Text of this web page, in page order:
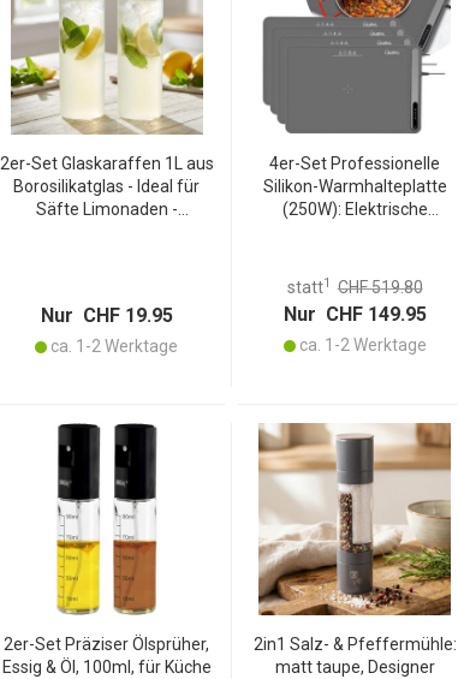
2er-Set Glaskaraffen 1L aus
Borosilikatglas - Ideal für
Säfte Limonaden -
Nur CHF 19.95
ca. 1-2 Werktage
4er-Set Professionelle
Silikon-Warmhalteplatte
(250W): Elektrische
Warmhalten von Speisen
statt1 CHF 519.80
Nur CHF 149.95
ca. 1-2 Werktage
2er-Set Präziser Ölsprüher,
Essig & Öl, 100ml, für Küche
2in1 Salz- & Pfeffermühle:
matt taupe, Designer